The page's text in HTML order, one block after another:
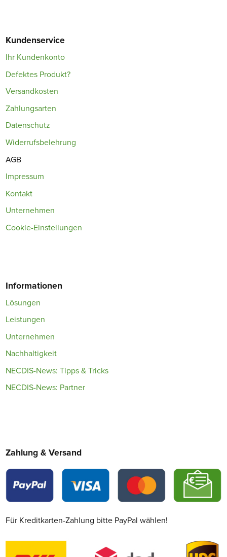
Kundenservice
Ihr Kundenkonto
Defektes Produkt?
Versandkosten
Zahlungsarten
Datenschutz
Widerrufsbelehrung
AGB
Impressum
Kontakt
Unternehmen
Cookie-Einstellungen
Informationen
Lösungen
Leistungen
Unternehmen
Nachhaltigkeit
NECDIS-News: Tipps & Tricks
NECDIS-News: Partner
Zahlung & Versand
Für Kreditkarten-Zahlung bitte PayPal wählen!